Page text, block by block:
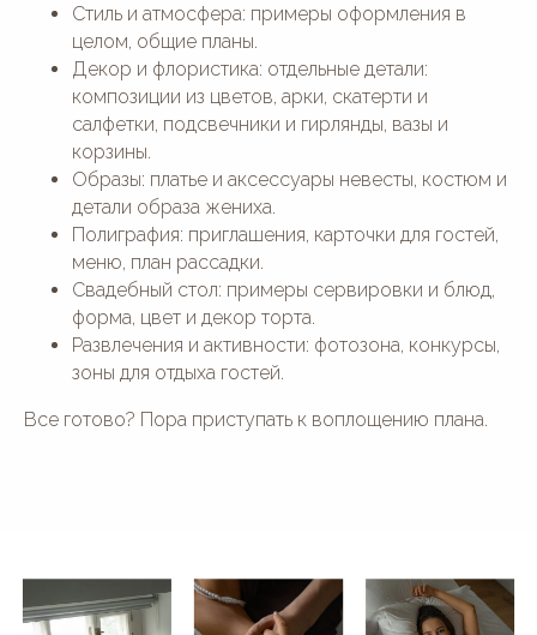
Стиль и атмосфера: примеры оформления в
целом, общие планы.
Декор и флористика: отдельные детали:
композиции из цветов, арки, скатерти и
салфетки, подсвечники и гирлянды, вазы и
корзины.
Образы: платье и аксессуары невесты, костюм и
детали образа жениха.
Полиграфия: приглашения, карточки для гостей,
меню, план рассадки.
Свадебный стол: примеры сервировки и блюд,
форма, цвет и декор торта.
Развлечения и активности: фотозона, конкурсы,
зоны для отдыха гостей.
Все готово? Пора приступать к воплощению плана.
Английский дом
Белоснежная Веранда
Дом у озера
Дом у леса